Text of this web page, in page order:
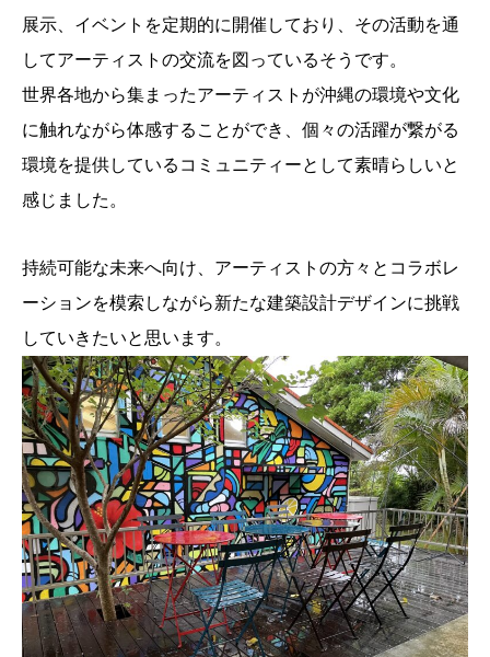
展示、イベントを定期的に開催しており、その活動を通
してアーティストの交流を図っているそうです。
世界各地から集まったアーティストが沖縄の環境や文化
に触れながら体感することができ、個々の活躍が繋がる
環境を提供しているコミュニティーとして素晴らしいと
感じました。
持続可能な未来へ向け、アーティストの方々とコラボレ
ーションを模索しながら新たな建築設計デザインに挑戦
していきたいと思います。